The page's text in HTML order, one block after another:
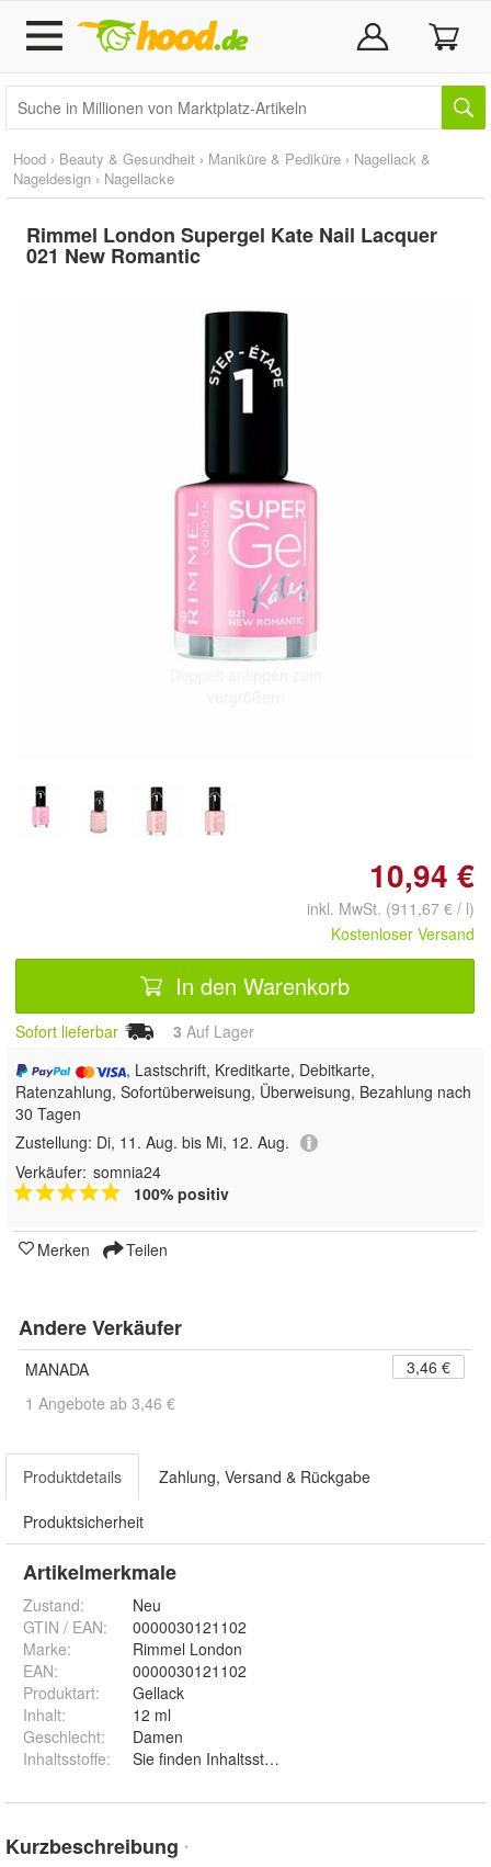
Hood › Beauty & Gesundheit › Maniküre & Pediküre › Nagellack &
Nageldesign › Nagellacke
Rimmel London Supergel Kate Nail Lacquer
021 New Romantic
10,94 €
inkl. MwSt. (911,67 € / l)
Kostenloser Versand
In den Warenkorb
Sofort lieferbar 3 Auf Lager
, Lastschrift, Kreditkarte, Debitkarte,
Ratenzahlung, Sofortüberweisung, Überweisung, Bezahlung nach
30 Tagen
Zustellung: Di, 11. Aug. bis Mi, 12. Aug.
Verkäufer: somnia24
100% positiv
Merken Teilen
Andere Verkäufer
MANADA
3,46 €
1 Angebote ab 3,46 €
Produktdetails Zahlung, Versand & Rückgabe
Produktsicherheit
Artikelmerkmale
Zustand:
Neu
GTIN / EAN:
0000030121102
Marke:
Rimmel London
EAN:
0000030121102
Produktart:
Gellack
Inhalt:
12 ml
Geschlecht:
Damen
Inhaltsstoffe: Sie finden Inhaltsstoffangaben auf dem
Kurzbeschreibung *